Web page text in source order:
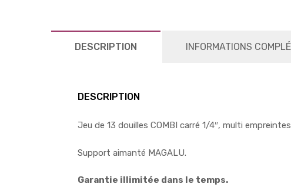
DESCRIPTION INFORMATIONS
DESCRIPTION
Jeu de 13 douilles COMBI carré 1/4″, multi
Support aimanté MAGALU.
Garantie illimitée dans le temps.